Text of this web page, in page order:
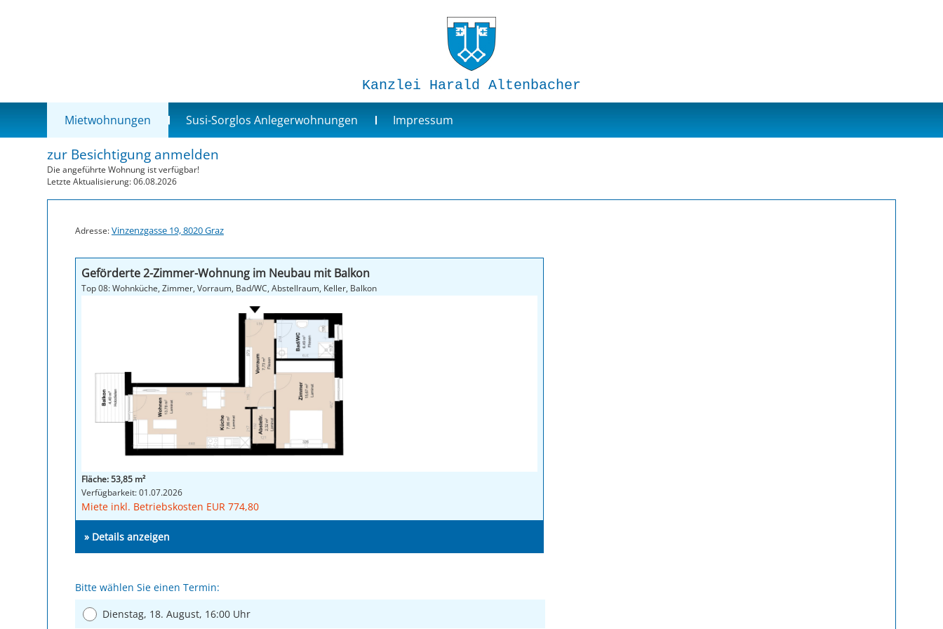
Kanzlei Harald Altenbacher
Mietwohnungen Susi-Sorglos Anlegerwohnungen Impressum
zur Besichtigung anmelden
Die angeführte Wohnung ist verfügbar!
Letzte Aktualisierung: 06.08.2026
Adresse:Vinzenzgasse 19, 8020 Graz
Geförderte 2-Zimmer-Wohnung im Neubau mit Balkon
Top 08: Wohnküche, Zimmer, Vorraum, Bad/WC, Abstellraum, Keller, Balkon
Fläche: 53,85 m²
Verfügbarkeit: 01.07.2026
Miete inkl. Betriebskosten EUR 774,80
» Details anzeigen
Bitte wählen Sie einen Termin:
Dienstag, 18. August, 16:00 Uhr